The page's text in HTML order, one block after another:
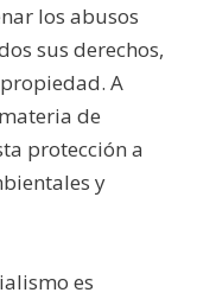
los abusos
sus derechos,
A
de
protección a
y
es